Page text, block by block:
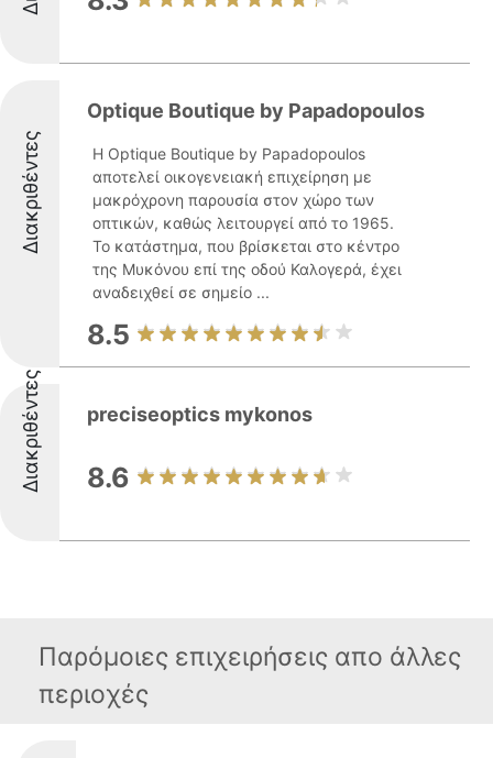
Διακριθέντες
Optique Boutique by Papadopoulos
Η Optique Boutique by Papadopoulos
αποτελεί οικογενειακή επιχείρηση με
μακρόχρονη παρουσία στον χώρο των
οπτικών, καθώς λειτουργεί από το 1965.
Το κατάστημα, που βρίσκεται στο κέντρο
της Μυκόνου επί της οδού Καλογερά, έχει
αναδειχθεί σε σημείο ...
8.5
Διακριθέντες preciseoptics mykonos
8.6
Παρόμοιες επιχειρήσεις απο άλλες
περιοχές